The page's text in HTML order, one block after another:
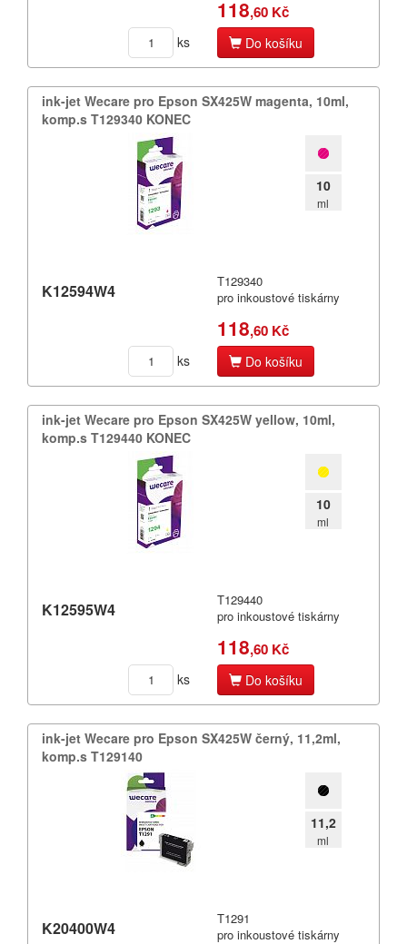
118,60 Kč
ks Do košíku
ink-​jet Wecare pro Epson SX425W magenta,​ 10ml,​
komp.​s T129340 KONEC
10
ml
K12594W4
T129340
pro inkoustové tiskárny
118,60 Kč
ks Do košíku
ink-​jet Wecare pro Epson SX425W yellow,​ 10ml,​
komp.​s T129440 KONEC
10
ml
K12595W4
T129440
pro inkoustové tiskárny
118,60 Kč
ks Do košíku
ink-​jet Wecare pro Epson SX425W černý,​ 11,​2ml,​
komp.​s T129140
11,2
ml
K20400W4
T1291
pro inkoustové tiskárny